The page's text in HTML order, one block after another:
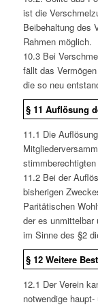
ist die
Beibehaltung des
Rahmen möglich.
10.3 Bei
fällt das
die so neu
§ 11 Auflösung
11.1 Die
11.2 Bei der
bisherigen
Paritätischen
der es
im Sinne des §2
§ 12 Weitere
12.1 Der Verein
notwendige